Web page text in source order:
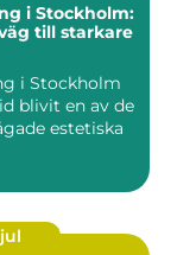
i Stockholm:
till starkare
i Stockholm
blivit en av de
estetiska
jul